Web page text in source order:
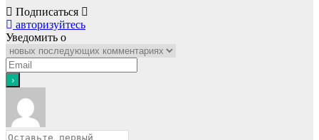
Подписаться
авторизуйтесь
Уведомить о